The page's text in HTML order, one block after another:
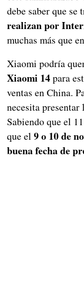
debe saber que se
realizan por
muchas más que
Xiaomi podría
Xiaomi 14para
ventas en China.
necesita presentar
Sabiendo que el
que el 9 o 10 de
buena fecha de